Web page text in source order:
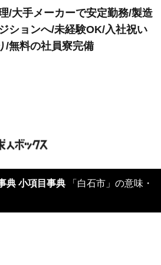
/大手メーカーで安定勤務/製造
ションへ/未経験OK/入社祝い
/無料の社員寮完備
典 小項目事典